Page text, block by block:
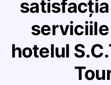
hotelul